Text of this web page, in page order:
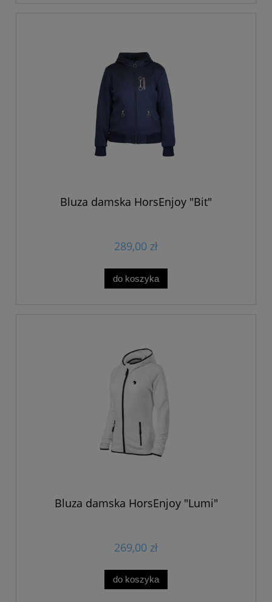
Bluza damska HorsEnjoy "Bit"
289,00 zł
do koszyka
Bluza damska HorsEnjoy "Lumi"
269,00 zł
do koszyka